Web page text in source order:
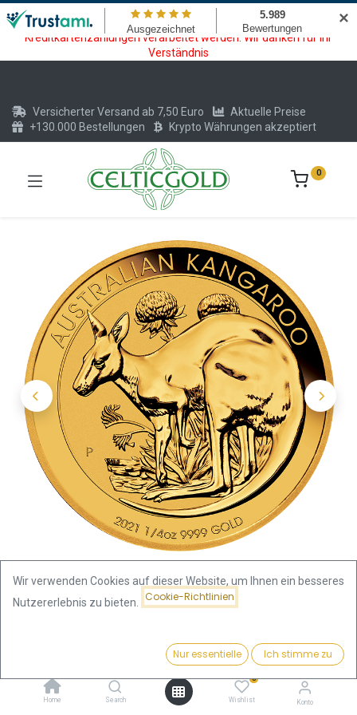
Wartungsarbeiten am Kreditkarten und Krypto Bezahlmodul. In der
Zeit vom 20.07. - 09.08.2026 können keine Krypto oder
Kreditkartenzahlungen verarbeitet werden. Wir danken für Ihr
Verständnis
Preis:
939,75€ Kaufen
Home Search
0
Wishlist Konto
Versicherter Versand ab 7,50 Euro
Aktuelle Preise
+130.000 Bestellungen
Krypto Währungen akzeptiert
0
Känguru 1/4 Unze Goldmünze
2021
Wir verwenden Cookies auf dieser Website, um Ihnen ein besseres
Nutzererlebnis zu bieten.
Cookie-Richtlinien
Nur essentielle Ich stimme zu
✕